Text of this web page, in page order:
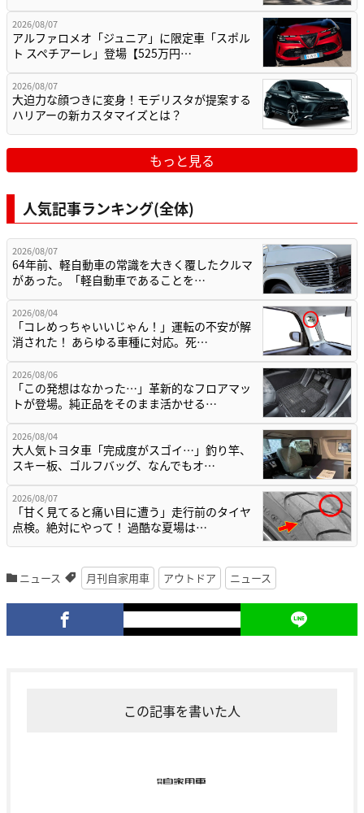
2026/08/07
アルファロメオ「ジュニア」に限定車「スポル
ト スペチアーレ」登場【525万円…
2026/08/07
大迫力な顔つきに変身！モデリスタが提案する
ハリアーの新カスタマイズとは？
もっと見る
人気記事ランキング(全体)
2026/08/07
64年前、軽自動車の常識を大きく覆したクルマ
があった。「軽自動車であることを…
2026/08/04
「コレめっちゃいいじゃん！」運転の不安が解
消された！ あらゆる車種に対応。死…
2026/08/06
「この発想はなかった…」革新的なフロアマッ
トが登場。純正品をそのまま活かせる…
2026/08/04
大人気トヨタ車「完成度がスゴイ…」釣り竿、
スキー板、ゴルフバッグ、なんでもオ…
2026/08/07
「甘く見てると痛い目に遭う」走行前のタイヤ
点検。絶対にやって！ 過酷な夏場は…
ニュース 月刊自家用車 アウトドア ニュース
この記事を書いた人